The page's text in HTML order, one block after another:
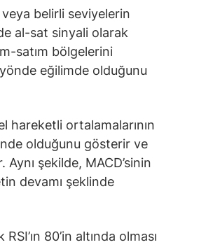
belirli seviyelerin
al-sat sinyali olarak
satım bölgelerini
eğilimde olduğunu
hareketli ortalamalarının
olduğunu gösterir ve
şekilde, MACD’sinin
devamı şeklinde
80’in altında olması